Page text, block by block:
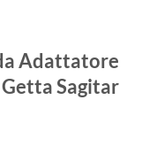
Adattatore
Sagitar